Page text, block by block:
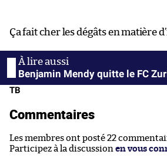
Ça fait cher les dégâts en matière
Benjamin Mendy quitte le FC
TB
Commentaires
Les membres ont posté 22
Participez à la discussion en vous